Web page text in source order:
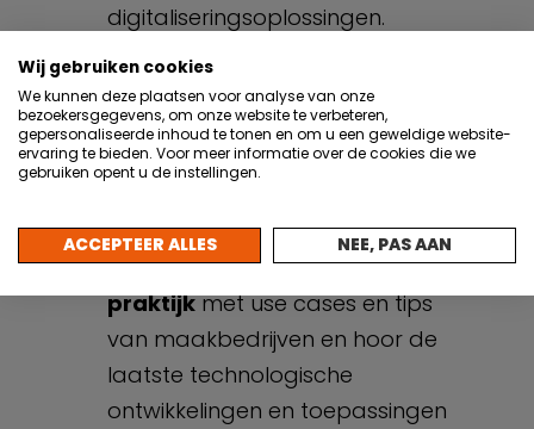
digitaliseringsoplossingen.
Ruim 100 exposanten
fabrikanten, systeemintegratoren,
leveranciers en adviseurs die je
kunnen helpen met passende
op de beursvloer
Congres gericht op de
praktijkmet use cases en tips
van maakbedrijven en hoor de
laatste technologische
ontwikkelingen en toepassingen
Wij gebruiken cookies
We kunnen deze plaatsen voor analyse van onze
bezoekersgegevens, om onze website te verbeteren,
gepersonaliseerde inhoud te tonen en om u een geweldige website-
ervaring te bieden. Voor meer informatie over de cookies die we
gebruiken opent u de instellingen.
ACCEPTEER ALLES NEE, PAS AAN